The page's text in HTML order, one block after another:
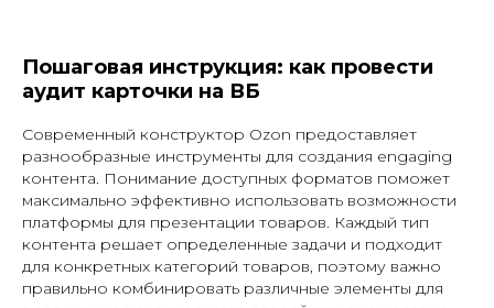
Пошаговая инструкция: как провести
аудит карточки на ВБ
Современный конструктор Ozon предоставляет
разнообразные инструменты для создания engaging
контента. Понимание доступных форматов поможет
максимально эффективно использовать возможности
платформы для презентации товаров. Каждый тип
контента решает определенные задачи и подходит
для конкретных категорий товаров, поэтому важно
правильно комбинировать различные элементы для